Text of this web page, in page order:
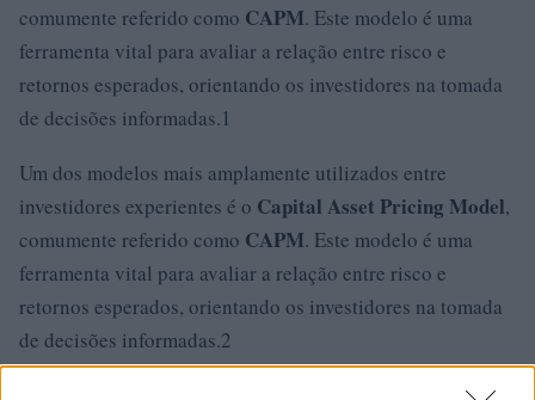
comumente referido como CAPM. Este modelo é uma
ferramenta vital para avaliar a relação entre risco e
retornos esperados, orientando os investidores na tomada
de decisões informadas.1
Um dos modelos mais amplamente utilizados entre
investidores experientes é o Capital Asset Pricing Model,
comumente referido como CAPM. Este modelo é uma
ferramenta vital para avaliar a relação entre risco e
retornos esperados, orientando os investidores na tomada
de decisões informadas.2